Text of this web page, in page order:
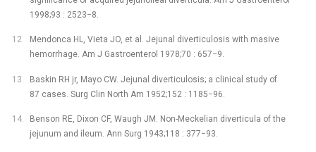
1998;93 : 2523−8.
Mendonca HL, Vieta JO, et al. Jejunal diverticulosis with masive
hemorrhage. Am J Gastroenterol 1978;70 : 657−9.
Baskin RH jr, Mayo CW. Jejunal diverticulosis; a clinical study of
87 cases. Surg Clin North Am 1952;152 : 1185−96.
Benson RE, Dixon CF, Waugh JM. Non-Meckelian diverticula of the
jejunum and ileum. Ann Surg 1943;118 : 377−93.